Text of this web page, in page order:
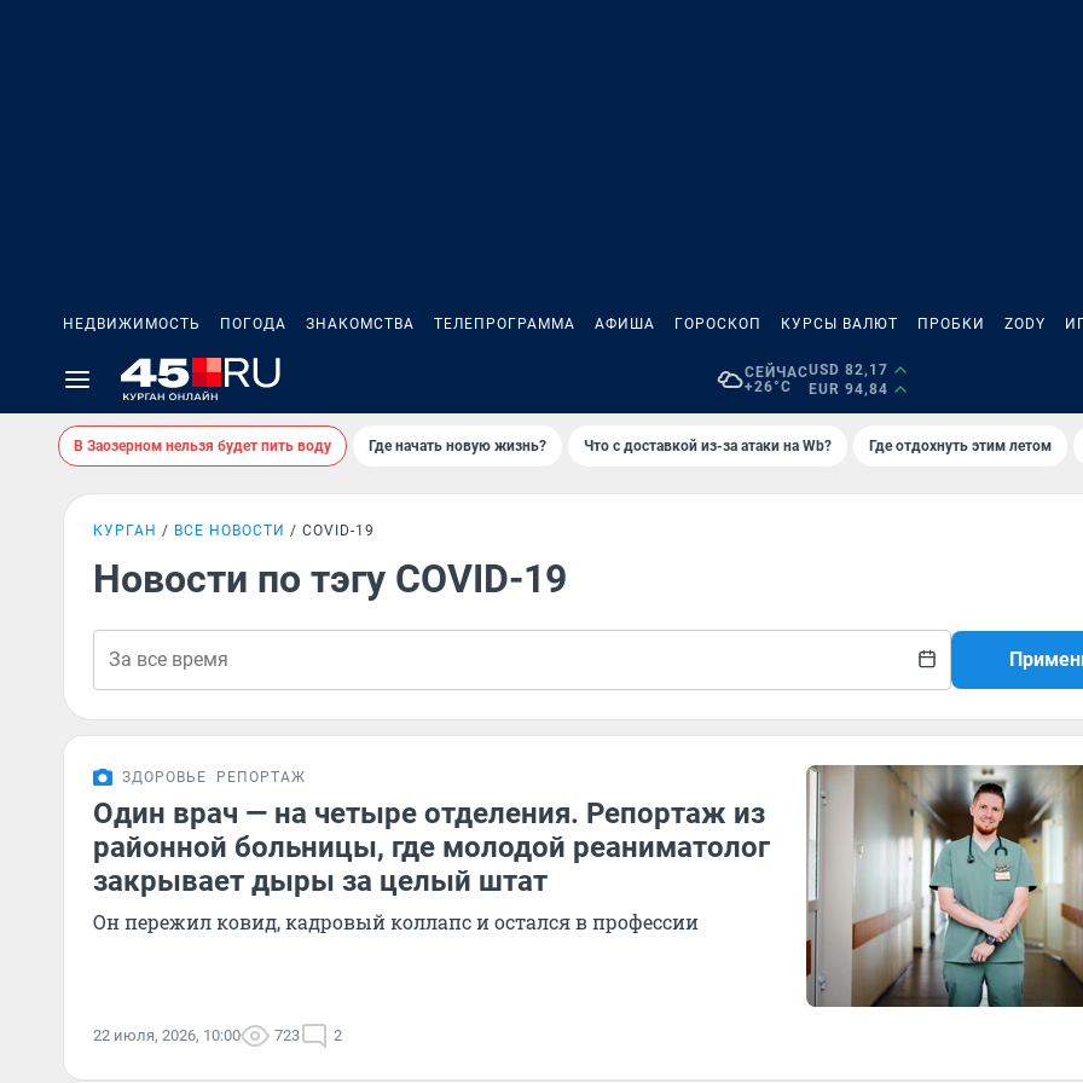
НЕДВИЖИМОСТЬ ПОГОДА ЗНАКОМСТВА ТЕЛЕПРОГРАММА АФИША ГОРОСКОП КУРСЫ ВАЛЮТ ПРОБКИ ZODY
СЕЙЧАС
+26°C
USD 82,17
EUR 94,84
В Заозерном нельзя будет пить воду Где начать новую жизнь? Что с доставкой из-за атаки на Wb? Где отдохнуть этим летом
КУРГАН ВСЕ НОВОСТИ COVID-19
Новости по тэгу COVID-19
ЗДОРОВЬЕ РЕПОРТАЖ
Один врач — на четыре отделения. Репортаж из
районной больницы, где молодой реаниматолог
закрывает дыры за целый штат
Он пережил ковид, кадровый коллапс и остался в профессии
22 июля, 2026, 10:00 723 2